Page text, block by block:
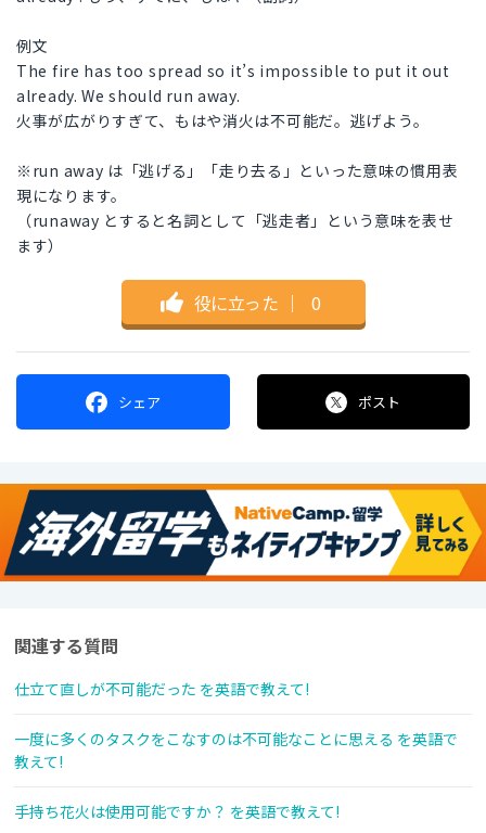
例文
The fire has too spread so it’s impossible to put it out
already. We should run away.
火事が広がりすぎて、もはや消火は不可能だ。逃げよう。
※run away は「逃げる」「走り去る」といった意味の慣用表
現になります。
（runaway とすると名詞として「逃走者」という意味を表せ
ます）
役に立った ｜ 0
シェア ポスト
関連する質問
仕立て直しが不可能だった を英語で教えて!
一度に多くのタスクをこなすのは不可能なことに思える を英語で
教えて!
手持ち花火は使用可能ですか？ を英語で教えて!